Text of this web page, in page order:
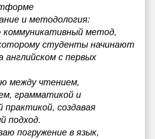
и методология:
коммуникативный метод,
студенты начинают
английском с первых
между чтением,
грамматикой и
практикой, создавая
подход.
погружение в язык,